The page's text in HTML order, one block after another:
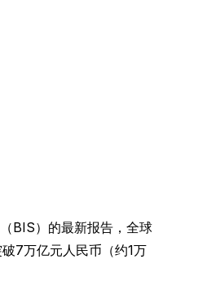
BIS）的最新报告，全球
7万亿元人民币（约1万